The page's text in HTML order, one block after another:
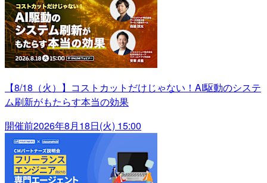
【8/18（火）】コストカットだけじゃない！AI駆動のシステ
ム刷新がもたらす本当の効果
開催前2026年8月18日(火) 15:00